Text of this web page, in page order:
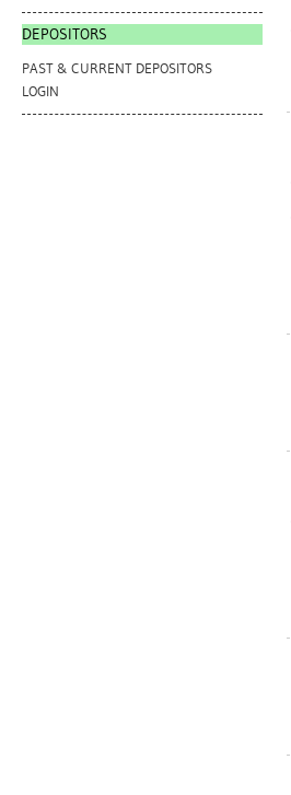
DEPOSITORS
PAST & CURRENT DEPOSITORS
LOGIN